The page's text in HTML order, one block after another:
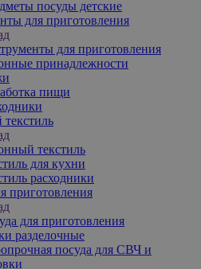
посуды детские
для приготовления
для приготовления
принадлежности
пищи
текстиль
для кухни
расходники
приготовления
для приготовления
разделочные
посуда для СВЧ и